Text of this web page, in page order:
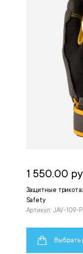
Защитные
Safety
Артикул: JAV-109-
1 550.00
Выбрать